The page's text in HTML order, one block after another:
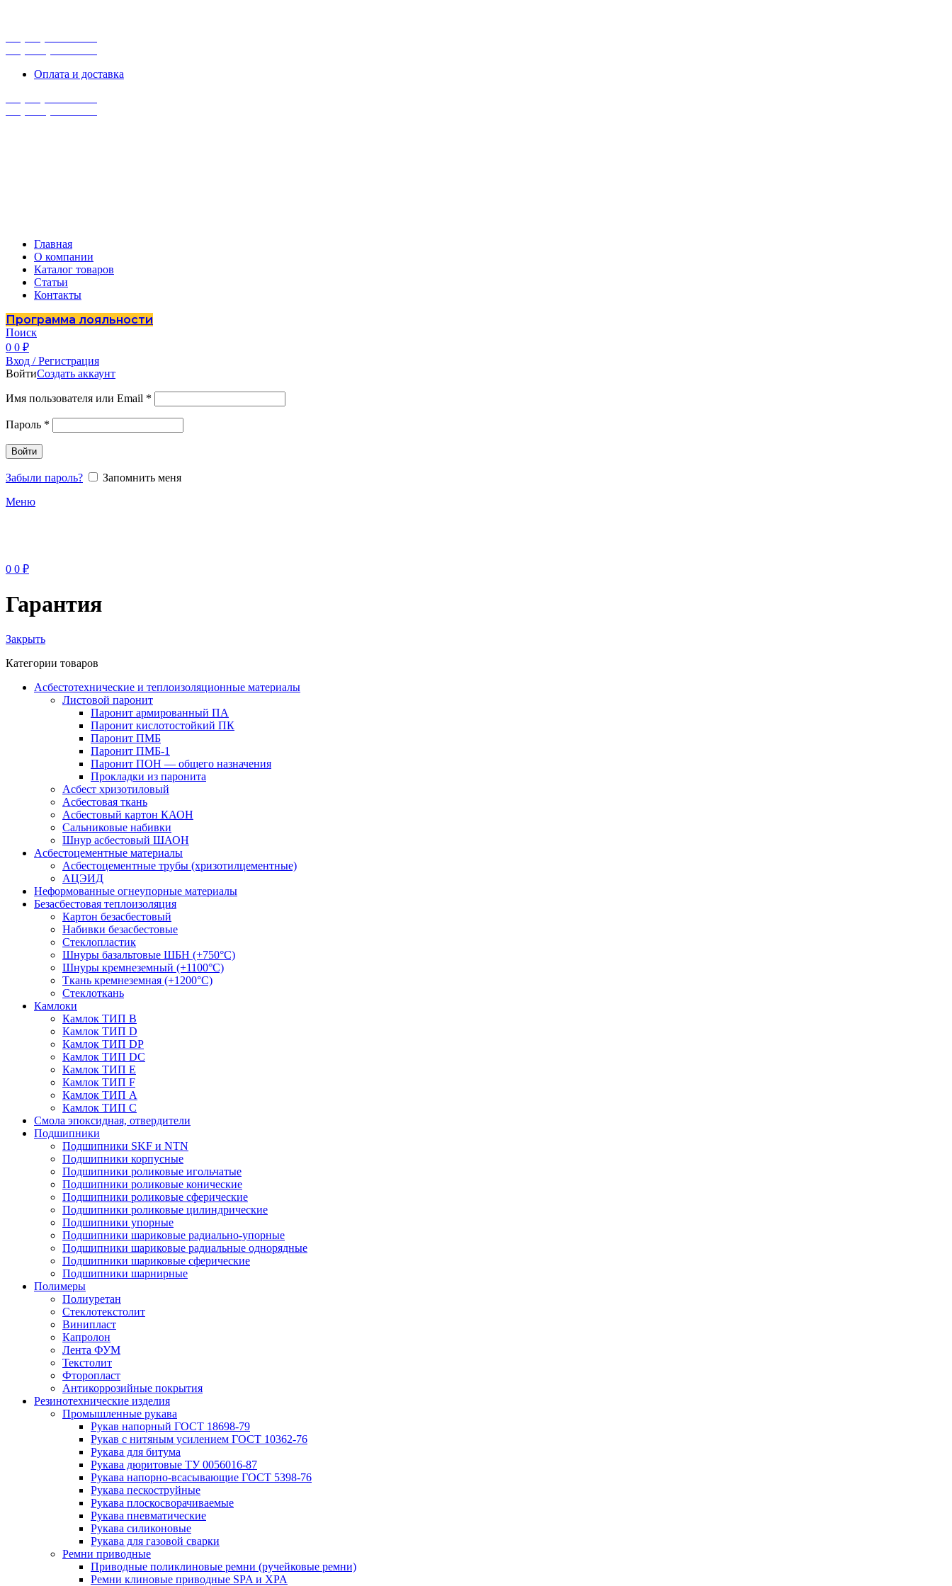
Оплата и доставка
Главная
О компании
Каталог товаров
Статьи
Контакты
Программа лояльности
Поиск
0 0 ₽
Вход / Регистрация
ВойтиСоздать аккаунт
Имя пользователя или Email *
Пароль *
Войти
Забыли пароль?
Запомнить меня
Меню
0 0 ₽
Гарантия
Закрыть
Категории товаров
Асбестотехнические и теплоизоляционные материалы
Листовой паронит
Паронит армированный ПА
Паронит кислотостойкий ПК
Паронит ПМБ
Паронит ПМБ-1
Паронит ПОН — общего назначения
Прокладки из паронита
Асбест хризотиловый
Асбестовая ткань
Асбестовый картон КАОН
Сальниковые набивки
Шнур асбестовый ШАОН
Асбестоцементные материалы
Асбестоцементные трубы (хризотилцементные)
АЦЭИД
Неформованные огнеупорные материалы
Безасбестовая теплоизоляция
Картон безасбестовый
Набивки безасбестовые
Стеклопластик
Шнуры базальтовые ШБН (+750°С)
Шнуры кремнеземный (+1100°С)
Ткань кремнеземная (+1200°С)
Стеклоткань
Камлоки
Камлок ТИП B
Камлок ТИП D
Камлок ТИП DP
Камлок ТИП DС
Камлок ТИП E
Камлок ТИП F
Камлок ТИП А
Камлок ТИП С
Смола эпоксидная, отвердители
Подшипники
Подшипники SKF и NTN
Подшипники корпусные
Подшипники роликовые игольчатые
Подшипники роликовые конические
Подшипники роликовые сферические
Подшипники роликовые цилиндрические
Подшипники упорные
Подшипники шариковые радиально-упорные
Подшипники шариковые радиальные однорядные
Подшипники шариковые сферические
Подшипники шарнирные
Полимеры
Полиуретан
Стеклотекстолит
Винипласт
Капролон
Лента ФУМ
Текстолит
Фторопласт
Антикоррозийные покрытия
Резинотехнические изделия
Промышленные рукава
Рукав напорный ГОСТ 18698-79
Рукав с нитяным усилением ГОСТ 10362-76
Рукава для битума
Рукава дюритовые ТУ 0056016-87
Рукава напорно-всасывающие ГОСТ 5398-76
Рукава пескоструйные
Рукава плоскосворачиваемые
Рукава пневматические
Рукава силиконовые
Рукава для газовой сварки
Ремни приводные
Приводные поликлиновые ремни (ручейковые ремни)
Ремни клиновые приводные SPA и XPA